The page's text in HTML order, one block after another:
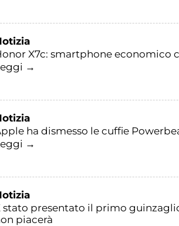
X7c: smartphone economico
→
ha dismesso le cuffie
→
stato presentato il primo
piacerà